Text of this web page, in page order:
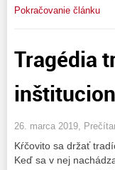
Pokračovanie článku
Tragédia
26. marca 2019,
Kŕčovito sa držať
Keď sa v nej